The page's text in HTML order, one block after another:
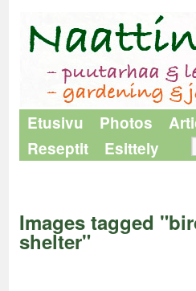
Etusivu Photos
Reseptit
Esittely
Images tagged
shelter"